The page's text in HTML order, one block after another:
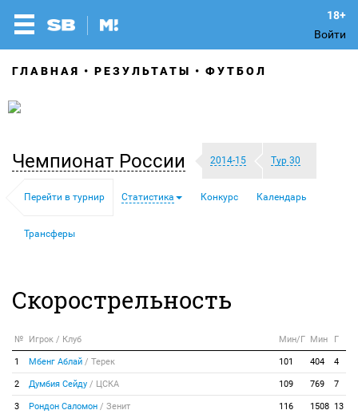
Войти
ГЛАВНАЯ РЕЗУЛЬТАТЫ ФУТБОЛ
Чемпионат России 2014-15 Тур 30
Перейти в турнир Статистика Конкурс Календарь
Трансферы
Скорострельность
№ Игрок / Клуб Мин/Г Мин Г
1 Мбенг Аблай / Терек 101 404 4
2 Думбия Сейду / ЦСКА 109 769 7
3 Рондон Саломон / Зенит 116 1508 13